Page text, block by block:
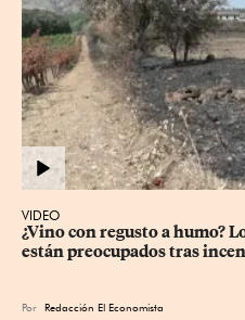
VIDEO
¿Vino con regusto a humo?
están preocupados tras
Por Redacción El Economista